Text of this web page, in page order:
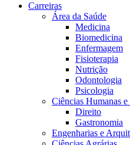
Carreiras
Área da Saúde
Medicina
Biomedicina
Enfermagem
Fisioterapia
Nutrição
Odontologia
Psicologia
Ciências Humanas
Direito
Gastronomia
Engenharias e